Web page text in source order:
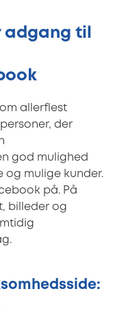
allerflest
der
god mulighed
mulige kunder.
på. På
billeder og